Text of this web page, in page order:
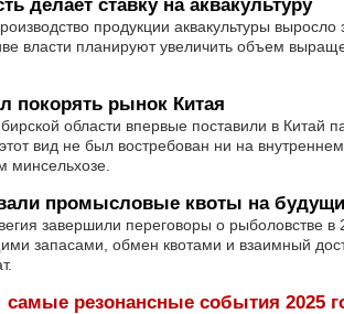
делает ставку на аквакультуру
продукции аквакультуры
власти планируют увеличить объем
покорять рынок Китая
области впервые поставили в Китай
вид не был востребован ни на
минсельхозе.
промысловые квоты на
завершили переговоры о рыболовстве в
запасами, обмен квотами и взаимный
резонансные события 2025